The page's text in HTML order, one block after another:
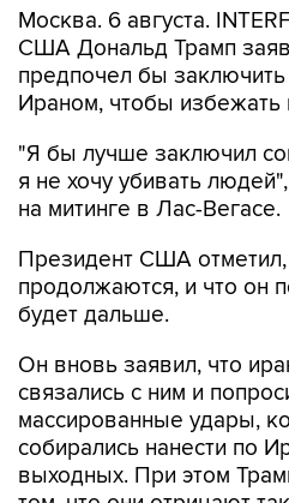
Москва. 6 августа.
США Дональд Трамп
предпочел бы
Ираном, чтобы избежать
"Я бы лучше заключил
я не хочу убивать
на митинге в Лас-Вегасе.
Президент США
продолжаются, и что он
будет дальше.
Он вновь заявил, что
связались с ним и
массированные удары,
собирались нанести по
выходных. При этом